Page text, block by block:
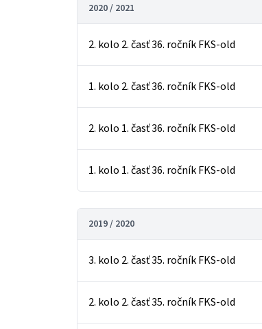
2020 / 2021
2. kolo 2. časť 36. ročník FKS-old
1. kolo 2. časť 36. ročník FKS-old
2. kolo 1. časť 36. ročník FKS-old
1. kolo 1. časť 36. ročník FKS-old
2019 / 2020
3. kolo 2. časť 35. ročník FKS-old
2. kolo 2. časť 35. ročník FKS-old